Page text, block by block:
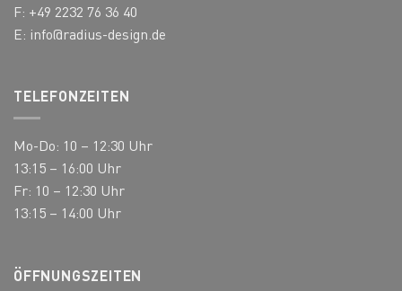
F: +49 2232 76 36 40
E: info@radius-design.de
TELEFONZEITEN
Mo-Do: 10 – 12:30 Uhr
13:15 – 16:00 Uhr
Fr: 10 – 12:30 Uhr
13:15 – 14:00 Uhr
ÖFFNUNGSZEITEN